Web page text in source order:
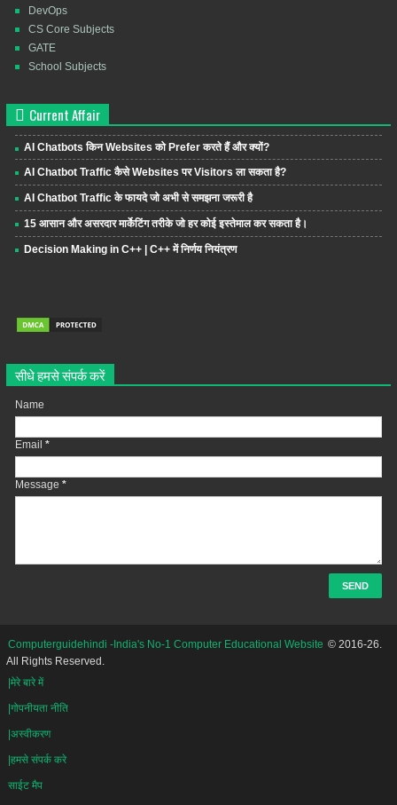
DevOps
CS Core Subjects
GATE
School Subjects
Current Affair
AI Chatbots किन Websites को Prefer करते हैं और क्यों?
AI Chatbot Traffic कैसे Websites पर Visitors ला सकता है?
AI Chatbot Traffic के फायदे जो अभी से समझना जरूरी है
15 आसान और असरदार मार्केटिंग तरीके जो हर कोई इस्तेमाल कर सकता है।
Decision Making in C++ | C++ में निर्णय नियंत्रण
सीधे हमसे संपर्क करें
Name
Email *
Message *
Computerguidehindi -India's No-1 Computer Educational Website © 2016-26.
All Rights Reserved.
|मेरे बारे में
|गोपनीयता नीति
|अस्वीकरण
|हमसे संपर्क करे
साईट मैप